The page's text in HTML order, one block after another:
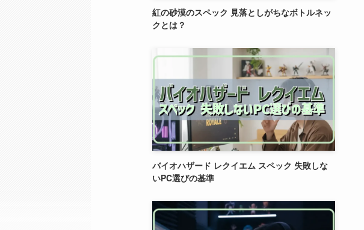
紅の砂漠のスペック 見落としがちなボトルネッ
クとは？
バイオハザード レクイエム スペック 失敗しな
いPC選びの基準